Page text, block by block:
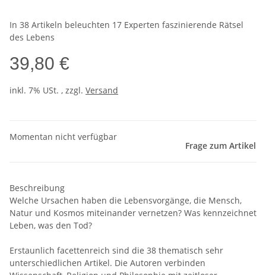
In 38 Artikeln beleuchten 17 Experten faszinierende Rätsel
des Lebens
39,80 €
inkl. 7% USt. , zzgl. Versand
Momentan nicht verfügbar
Frage zum Artikel
Beschreibung
Welche Ursachen haben die Lebensvorgänge, die Mensch,
Natur und Kosmos miteinander vernetzen? Was kennzeichnet
Leben, was den Tod?
Erstaunlich facettenreich sind die 38 thematisch sehr
unterschiedlichen Artikel. Die Autoren verbinden